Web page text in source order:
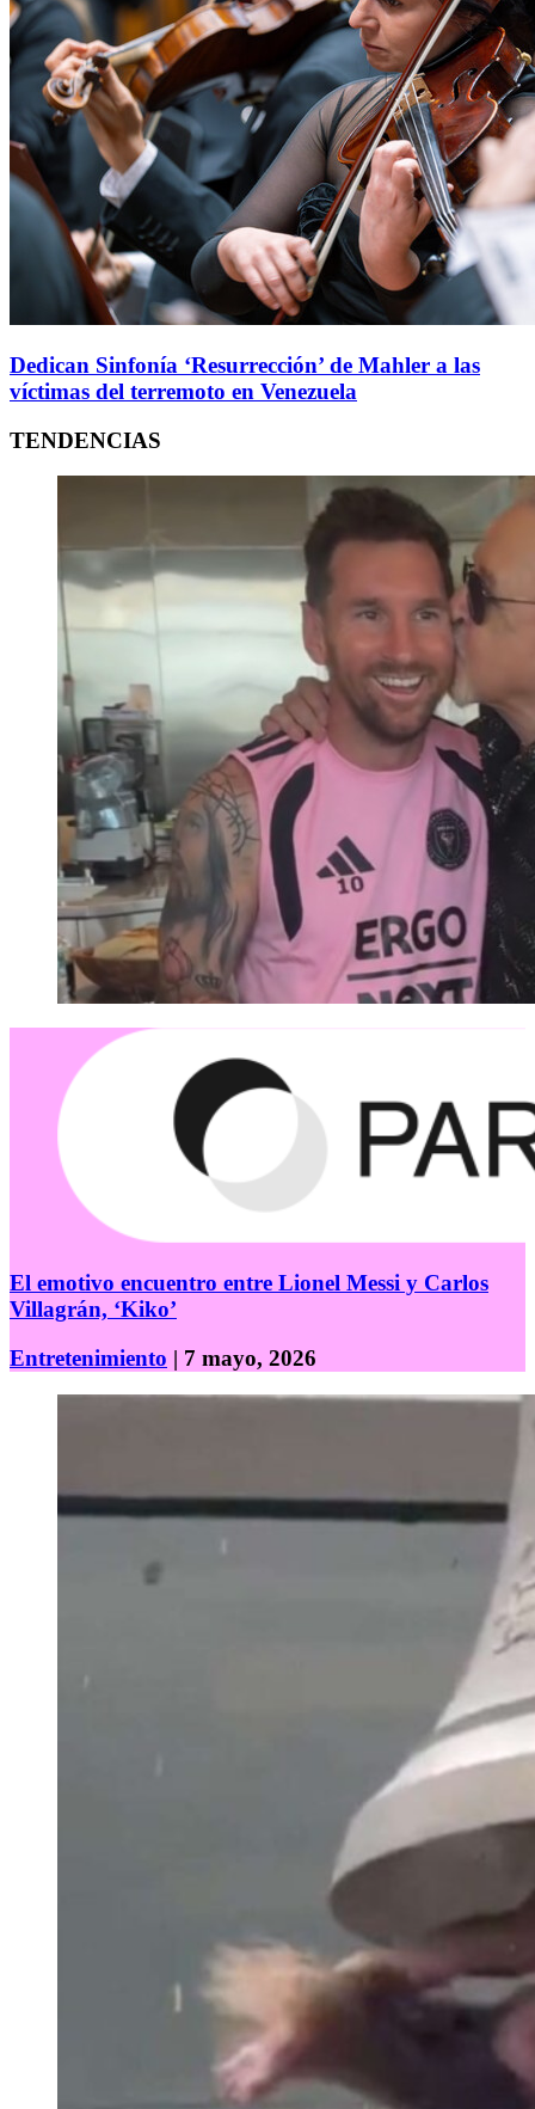
Dedican Sinfonía ‘Resurrección’ de Mahler a las
víctimas del terremoto en Venezuela
TENDENCIAS
El emotivo encuentro entre Lionel Messi y Carlos
Villagrán, ‘Kiko’
Entretenimiento | 7 mayo, 2026